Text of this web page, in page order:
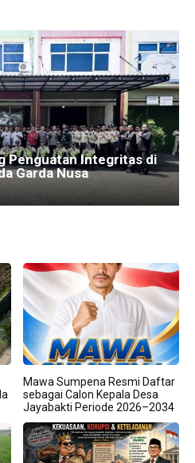
Kembali Padat,
Penuh”
Mawa Sumpena Resmi Daftar
sebagai Calon Kepala Desa
Jayabakti Periode 2026–2034